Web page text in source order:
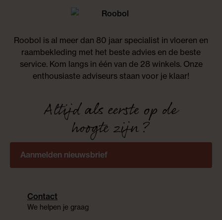
Roobol is al meer dan 80 jaar specialist in vloeren en
raambekleding met het beste advies en de beste
service. Kom langs in één van de 28 winkels. Onze
enthousiaste adviseurs staan voor je klaar!
Altijd als eerste op de
hoogte zijn?
Aanmelden nieuwsbrief
Contact
We helpen je graag